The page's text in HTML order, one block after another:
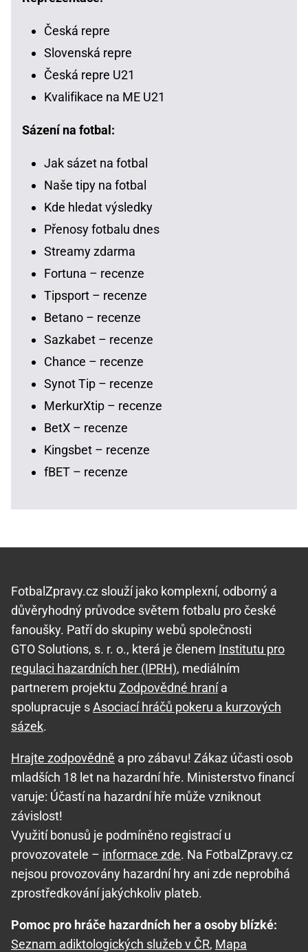
Česká repre
Slovenská repre
Česká repre U21
Kvalifikace na ME U21
Sázení na fotbal:
Jak sázet na fotbal
Naše tipy na fotbal
Kde hledat výsledky
Přenosy fotbalu dnes
Streamy zdarma
Fortuna – recenze
Tipsport – recenze
Betano – recenze
Sazkabet – recenze
Chance – recenze
Synot Tip – recenze
MerkurXtip – recenze
BetX – recenze
Kingsbet – recenze
fBET – recenze
FotbalZpravy.cz slouží jako komplexní, odborný a
důvěryhodný průvodce světem fotbalu pro české
fanoušky. Patří do skupiny webů společnosti
GTO Solutions, s. r. o., která je členem Institutu pro
regulaci hazardních her (IPRH), mediálním
partnerem projektu Zodpovědné hranía
spolupracuje sAsociací hráčů pokeru a kurzových
sázek.
Hrajte zodpovědně a pro zábavu! Zákaz účasti osob
mladších 18 let na hazardní hře. Ministerstvo financí
varuje: Účastí na hazardní hře může vzniknout
závislost!
Využití bonusů je podmíněno registrací u
provozovatele – informace zde. Na FotbalZpravy.cz
nejsou provozovány hazardní hry ani zde neprobíhá
zprostředkování jakýchkoliv plateb.
Pomoc pro hráče hazardních her a osoby blízké:
Seznam adiktologických služeb v ČR, Mapa